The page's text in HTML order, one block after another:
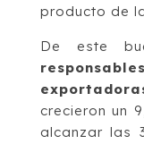
producto de
De este
crecieron un
alcanzar las